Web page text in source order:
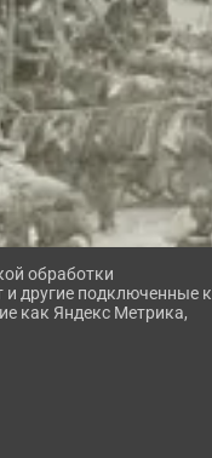
обработки
другие подключенные к
как Яндекс Метрика,